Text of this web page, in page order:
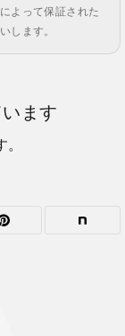
よって保証された
します。
ます